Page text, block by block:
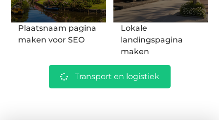
Plaatsnaam pagina
maken voor SEO
Lokale
landingspagina
maken
Transport en logistiek